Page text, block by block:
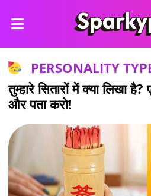
PERSONALITY
तुम्हारे सितारों में क्या लिखा
और पता करो!